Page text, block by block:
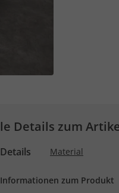
Details zum
Details Material
Informationen zum Produkt